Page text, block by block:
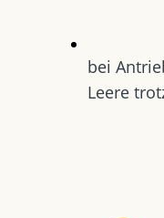
bei
Leere